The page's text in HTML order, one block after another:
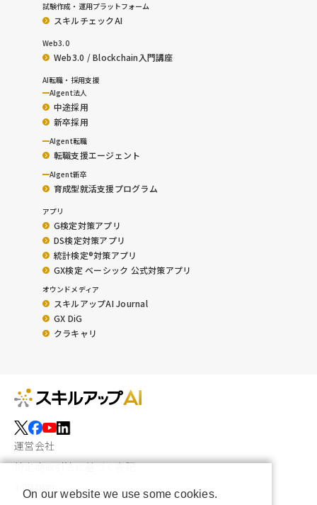
試験作成・運用プラットフォーム
スキルチェックAI
Web3.0
Web3.0 / Blockchain入門講座
AI転職・採用支援
AIgent法人
中途採用
新卒採用
AIgent転職
転職支援エージェント
AIgent新卒
育成型就活支援プログラム
アプリ
G検定対策アプリ
DS検定対策アプリ
統計検定®︎対策アプリ
GX検定 ベーシック 公式対策アプリ
オウンドメディア
スキルアップAI Journal
GX DiG
クラキャリ
運営会社
特定商取引法に基づく表記
利用規約
On our website we use some cookies.